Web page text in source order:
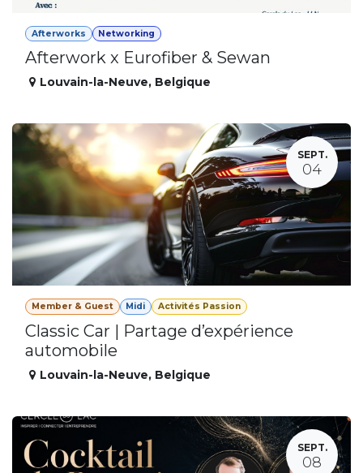
Afterworks Networking
Afterwork x Eurofiber & Sewan
Louvain-la-Neuve, Belgique
SEPT.
04
Member & Guest Midi Activités Passion
Classic Car | Partage d’expérience
automobile
Louvain-la-Neuve, Belgique
SEPT.
08